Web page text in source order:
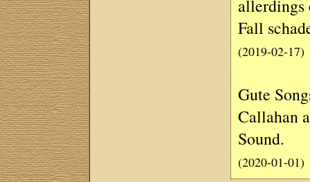
allerdings
Fall
(2019-02-17)
Gute
Callahan
Sound.
(2020-01-01)